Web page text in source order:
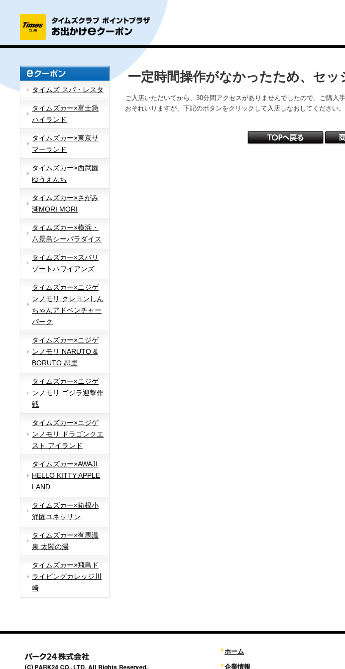
タイムズ スパ・レスタ
タイムズカー×富士急
ハイランド
タイムズカー×東京サ
マーランド
タイムズカー×西武園
ゆうえんち
タイムズカー×さがみ
湖MORI MORI
タイムズカー×横浜・
八景島シーパラダイス
タイムズカー×スパリ
ゾートハワイアンズ
タイムズカー×ニジゲ
ンノモリ クレヨンしん
ちゃんアドベンチャー
パーク
タイムズカー×ニジゲ
ンノモリ NARUTO &
BORUTO 忍里
タイムズカー×ニジゲ
ンノモリ ゴジラ迎撃作
戦
タイムズカー×ニジゲ
ンノモリ ドラゴンクエ
スト アイランド
タイムズカー×AWAJI
HELLO KITTY APPLE
LAND
タイムズカー×箱根小
涌園ユネッサン
タイムズカー×有馬温
泉 太閤の湯
タイムズカー×飛鳥ド
ライビングカレッジ川
崎
一定時間操作がなかったため、セッ
ご入店いただいてから、30分間アクセスがありませんでしたので、ご購入
おそれいりますが、下記のボタンをクリックして入店しなおしてください。
ホーム
企業情報